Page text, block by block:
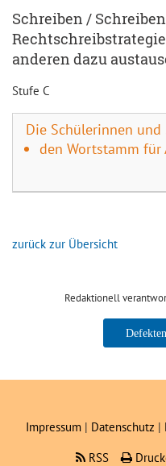
Schreiben /
anderen dazu
Stufe C
Die Schülerinnen
den Wortstamm
zurück zur Übersicht
Redaktionell
Boris
Impressum | Datenschutz |
RSS